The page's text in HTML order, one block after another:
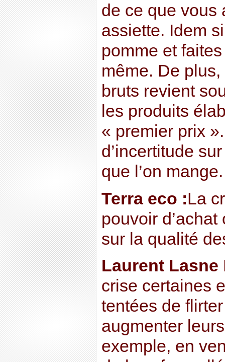
de ce que vous
assiette. Idem
pomme et
même. De
bruts revient
les produits
« premier prix
d’incertitude
que l’on mange.
Terra eco :La
pouvoir
sur la qualité
Laurent Lasne
crise certaines
tentées de
augmenter
exemple, en